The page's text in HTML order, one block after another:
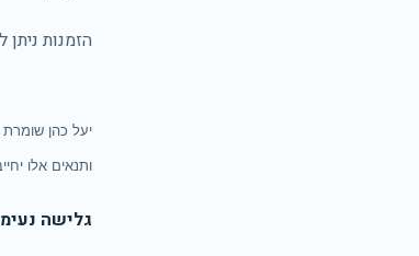
הזמנות
יעל כהן
ותנאים אלו
גלישה